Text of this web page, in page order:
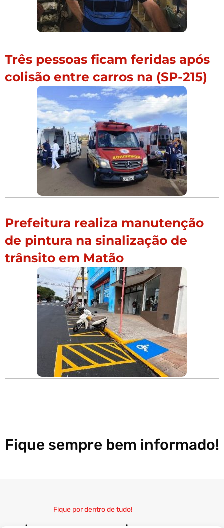
Três pessoas ficam feridas após
colisão entre carros na (SP-215)
Prefeitura realiza manutenção
de pintura na sinalização de
trânsito em Matão
Fique sempre bem informado!
Fique por dentro de tudo!